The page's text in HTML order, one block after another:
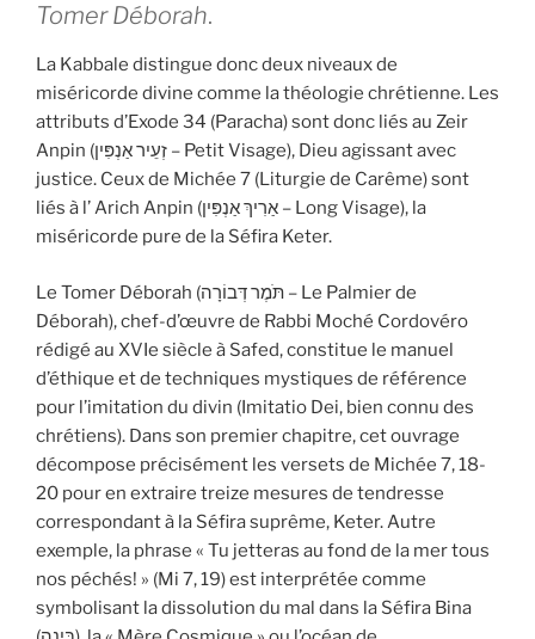
Tomer Déborah.
La Kabbale distingue donc deux niveaux de
miséricorde divine comme la théologie chrétienne. Les
attributs d’Exode 34 (Paracha) sont donc liés au Zeir
Anpin (זְעֵיר אַנְפִּין – Petit Visage), Dieu agissant avec
justice. Ceux de Michée 7 (Liturgie de Carême) sont
liés à l’ Arich Anpin (אַרִיךְ אַנְפִּין – Long Visage), la
miséricorde pure de la Séfira Keter.
Le Tomer Déborah (תֹּמֶר דְּבוֹרָה – Le Palmier de
Déborah), chef-d’œuvre de Rabbi Moché Cordovéro
rédigé au XVIe siècle à Safed, constitue le manuel
d’éthique et de techniques mystiques de référence
pour l’imitation du divin (Imitatio Dei, bien connu des
chrétiens). Dans son premier chapitre, cet ouvrage
décompose précisément les versets de Michée 7, 18-
20 pour en extraire treize mesures de tendresse
correspondant à la Séfira suprême, Keter. Autre
exemple, la phrase « Tu jetteras au fond de la mer tous
nos péchés! » (Mi 7, 19) est interprétée comme
symbolisant la dissolution du mal dans la Séfira Bina